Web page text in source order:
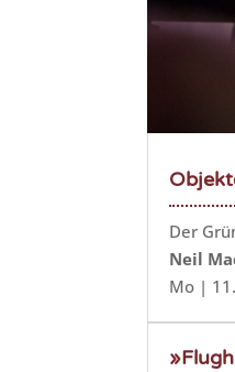
Der
Neil
Mo |